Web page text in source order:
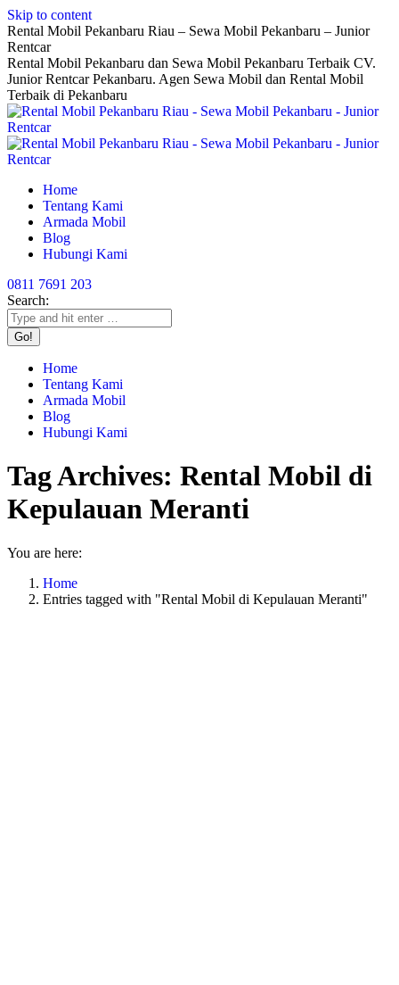
Skip to content
Rental Mobil Pekanbaru Riau – Sewa Mobil Pekanbaru – Junior
Rentcar
Rental Mobil Pekanbaru dan Sewa Mobil Pekanbaru Terbaik CV.
Junior Rentcar Pekanbaru. Agen Sewa Mobil dan Rental Mobil
Terbaik di Pekanbaru
Home
Tentang Kami
Armada Mobil
Blog
Hubungi Kami
0811 7691 203
Search:
Home
Tentang Kami
Armada Mobil
Blog
Hubungi Kami
Tag Archives: Rental Mobil di
Kepulauan Meranti
You are here:
Home
Entries tagged with "Rental Mobil di Kepulauan Meranti"